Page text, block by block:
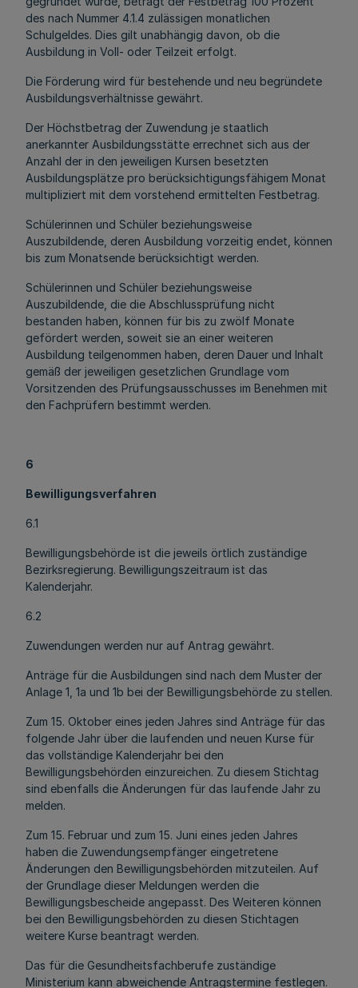
des nach Nummer 4.1.4 zulässigen monatlichen
Schulgeldes. Dies gilt unabhängig davon, ob die
Ausbildung in Voll- oder Teilzeit erfolgt.
Die Förderung wird für bestehende und neu begründete
Ausbildungsverhältnisse gewährt.
Der Höchstbetrag der Zuwendung je staatlich
anerkannter Ausbildungsstätte errechnet sich aus der
Anzahl der in den jeweiligen Kursen besetzten
Ausbildungsplätze pro berücksichtigungsfähigem Monat
multipliziert mit dem vorstehend ermittelten Festbetrag.
Schülerinnen und Schüler beziehungsweise
Auszubildende, deren Ausbildung vorzeitig endet, können
bis zum Monatsende berücksichtigt werden.
Schülerinnen und Schüler beziehungsweise
Auszubildende, die die Abschlussprüfung nicht
bestanden haben, können für bis zu zwölf Monate
gefördert werden, soweit sie an einer weiteren
Ausbildung teilgenommen haben, deren Dauer und Inhalt
gemäß der jeweiligen gesetzlichen Grundlage vom
Vorsitzenden des Prüfungsausschusses im Benehmen mit
den Fachprüfern bestimmt werden.
6
Bewilligungsverfahren
6.1
Bewilligungsbehörde ist die jeweils örtlich zuständige
Bezirksregierung. Bewilligungszeitraum ist das
Kalenderjahr.
6.2
Zuwendungen werden nur auf Antrag gewährt.
Anträge für die Ausbildungen sind nach dem Muster der
Anlage 1, 1a und 1b bei der Bewilligungsbehörde zu stellen.
Zum 15. Oktober eines jeden Jahres sind Anträge für das
folgende Jahr über die laufenden und neuen Kurse für
das vollständige Kalenderjahr bei den
Bewilligungsbehörden einzureichen. Zu diesem Stichtag
sind ebenfalls die Änderungen für das laufende Jahr zu
melden.
Zum 15. Februar und zum 15. Juni eines jeden Jahres
haben die Zuwendungsempfänger eingetretene
Änderungen den Bewilligungsbehörden mitzuteilen. Auf
der Grundlage dieser Meldungen werden die
Bewilligungsbescheide angepasst. Des Weiteren können
bei den Bewilligungsbehörden zu diesen Stichtagen
weitere Kurse beantragt werden.
Das für die Gesundheitsfachberufe zuständige
Ministerium kann abweichende Antragstermine festlegen.